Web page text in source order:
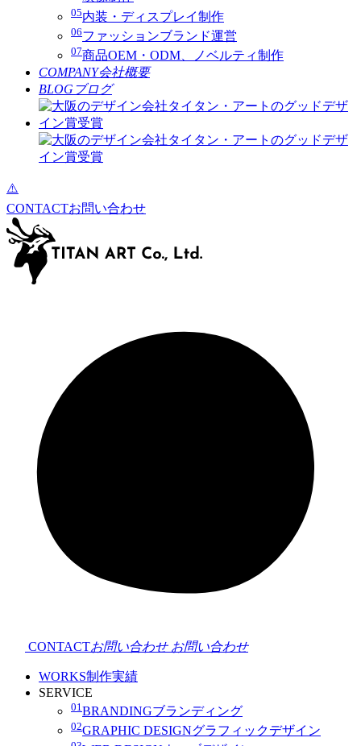
05内装・ディスプレイ制作
06ファッションブランド運営
07商品OEM・ODM、ノベルティ制作
COMPANY会社概要
BLOG ブログ
CONTACTお問い合わせ
CONTACTお問い合わせ お問い合わせ
WORKS制作実績
SERVICE
01 BRANDINGブランディング
02GRAPHIC DESIGNグラフィックデザイン